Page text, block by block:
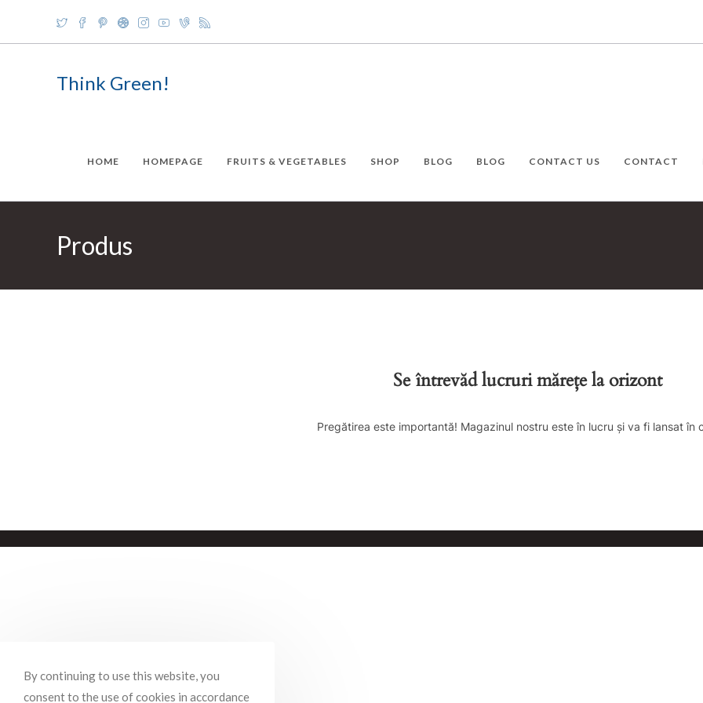
content
Think Green!
HOME HOMEPAGE FRUITS & VEGETABLES SHOP BLOG BLOG CONTACT US CONTACT
Produs
Se întrevăd lucruri mărețe la orizont
Pregătirea este importantă! Magazinul nostru este în lucru și va fi lansat în
By continuing to use this website, you
consent to the use of cookies in accordance